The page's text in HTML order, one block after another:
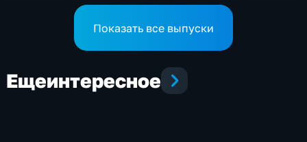
Показать все выпуски
Ещеинтересное